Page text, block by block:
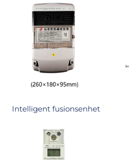
Intelligent fusionsenhet